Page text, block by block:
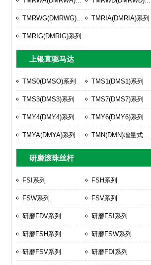
TMRWG(DMRWG)系列 TMRIA(DMRIA)系列
TMRIG(DMRIG)系列
上银直驱马达
TMS0(DMSO)系列 TMS1(DMS1)系列
TMS3(DMS3)系列 TMS7(DMS7)系列
TMY4(DMY4)系列 TMY6(DMY6)系列
TMYA(DMYA)系列 TMN(DMN)增量式系列
研磨滚珠丝杆
FSI系列 FSH系列
FSW系列 FSV系列
研磨FDV系列 研磨FSI系列
研磨FSH系列 研磨FSW系列
研磨FSV系列 研磨FDI系列